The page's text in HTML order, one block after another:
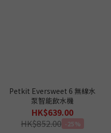
Petkit Eversweet 6 無線水
泵智能飲水機
HK$639.00
HK$852.00 -25%